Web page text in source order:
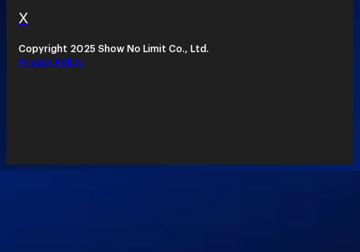
X
Copyright 2025 Show No Limit Co., Ltd.
Privacy Policy